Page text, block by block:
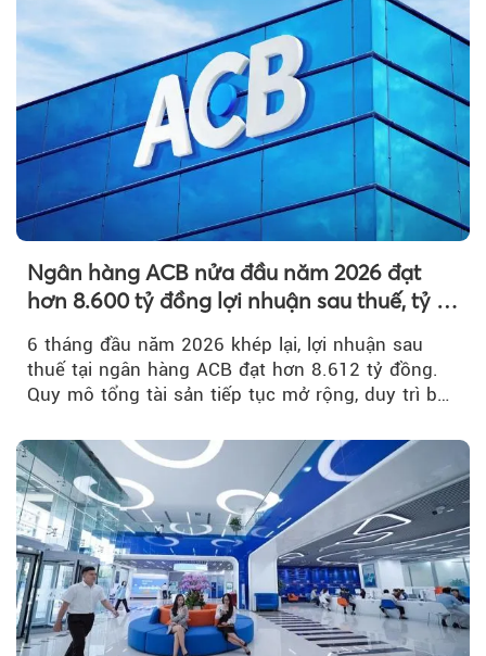
Ngân hàng ACB nửa đầu năm 2026 đạt
hơn 8.600 tỷ đồng lợi nhuận sau thuế, tỷ lệ
nợ xấu thấp nhất ngành
6 tháng đầu năm 2026 khép lại, lợi nhuận sau
thuế tại ngân hàng ACB đạt hơn 8.612 tỷ đồng.
Quy mô tổng tài sản tiếp tục mở rộng, duy trì bộ